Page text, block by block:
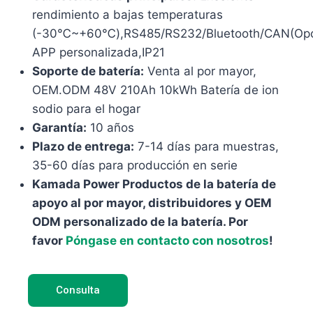
rendimiento a bajas temperaturas
(-30℃~+60℃),RS485/RS232/Bluetooth/
APP personalizada,IP21
Soporte de batería: Venta al por mayor,
OEM.ODM 48V 210Ah 10kWh Batería de ion
sodio para el hogar
Garantía: 10 años
Plazo de entrega: 7-14 días para muestras,
35-60 días para producción en serie
Kamada Power Productos de la batería de
apoyo al por mayor, distribuidores y OEM
ODM personalizado de la batería. Por
favor Póngase en contacto con nosotros!
Consulta